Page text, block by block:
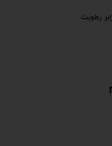
رطوبت